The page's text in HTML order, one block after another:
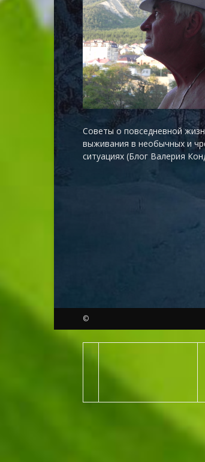
Советы о повседневной
выживания в необычных и
ситуациях (Блог Валерия
©